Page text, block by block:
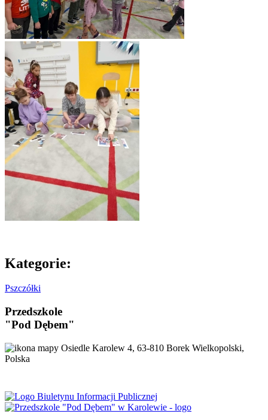
Kategorie:
Pszczółki
Przedszkole
"Pod Dębem"
Osiedle Karolew 4, 63-810 Borek Wielkopolski,
Polska